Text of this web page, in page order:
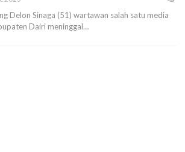
Delon Sinaga (51) wartawan salah satu media
Dairi meninggal…